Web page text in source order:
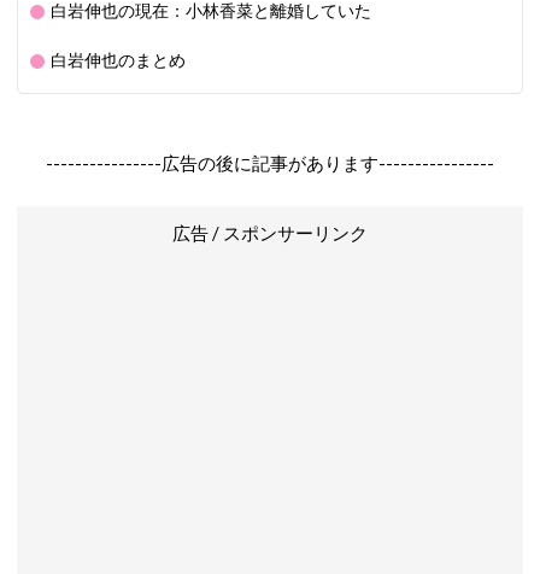
白岩伸也の現在：小林香菜と離婚していた
白岩伸也のまとめ
----------------広告の後に記事があります----------------
広告 / スポンサーリンク